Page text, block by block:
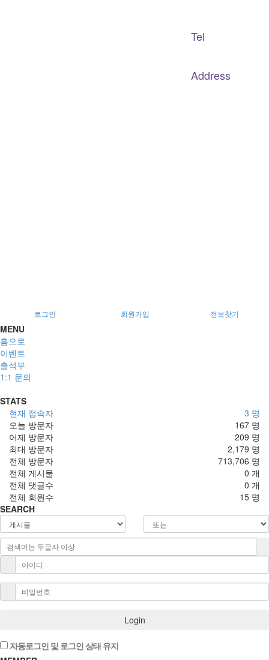
Tel
Address
로그인 회원가입 정보찾기
MENU
홈으로
이벤트
출석부
1:1 문의
STATS
3 명
현재 접속자
167 명
오늘 방문자
209 명
어제 방문자
2,179 명
최대 방문자
713,706 명
전체 방문자
0 개
전체 게시물
0 개
전체 댓글수
15 명
전체 회원수
SEARCH
Login
자동로그인 및 로그인 상태 유지